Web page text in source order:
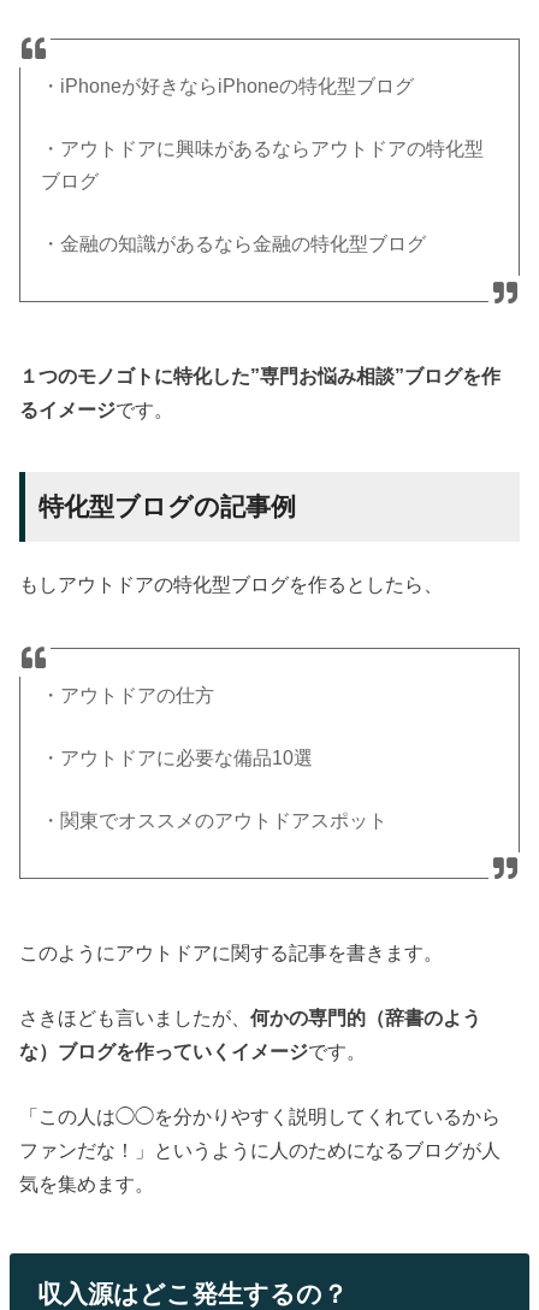
・iPhoneが好きならiPhoneの特化型ブログ
・アウトドアに興味があるならアウトドアの特化型
ブログ
・金融の知識があるなら金融の特化型ブログ
１つのモノゴトに特化した”専門お悩み相談”ブログを作
るイメージです。
特化型ブログの記事例
もしアウトドアの特化型ブログを作るとしたら、
・アウトドアの仕方
・アウトドアに必要な備品10選
・関東でオススメのアウトドアスポット
このようにアウトドアに関する記事を書きます。
さきほども言いましたが、何かの専門的（辞書のよう
な）ブログを作っていくイメージです。
「この人は◯◯を分かりやすく説明してくれているから
ファンだな！」というように人のためになるブログが人
気を集めます。
収入源はどこ発生するの？